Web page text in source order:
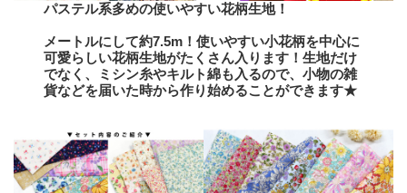
パステル系多めの使いやすい花柄生地！
メートルにして約7.5m！使いやすい小花柄を中心に
可愛らしい花柄生地がたくさん入ります！生地だけ
でなく、ミシン糸やキルト綿も入るので、小物の雑
貨などを届いた時から作り始めることができます★